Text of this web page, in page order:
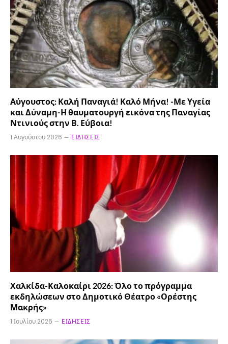
Αύγουστος: Καλή Παναγιά! Καλό Μήνα! -Με Υγεία
και Δύναμη-Η θαυματουργή εικόνα της Παναγίας
Ντινιούς στην Β. Εύβοια!
1 Αυγούστου 2026 ΕΙΔΉΣΕΙΣ
Χαλκίδα-Καλοκαίρι 2026: Όλο το πρόγραμμα
εκδηλώσεων στο Δημοτικό Θέατρο «Ορέστης
Μακρής»
1 Ιουλίου 2026 ΕΙΔΉΣΕΙΣ